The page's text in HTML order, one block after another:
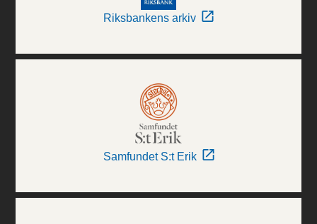
Riksbankens arkiv
Samfundet S:t Erik